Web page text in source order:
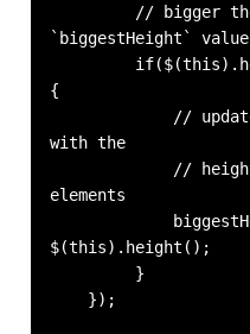
`biggestHeight` value
{
with the
elements
$(this).height();